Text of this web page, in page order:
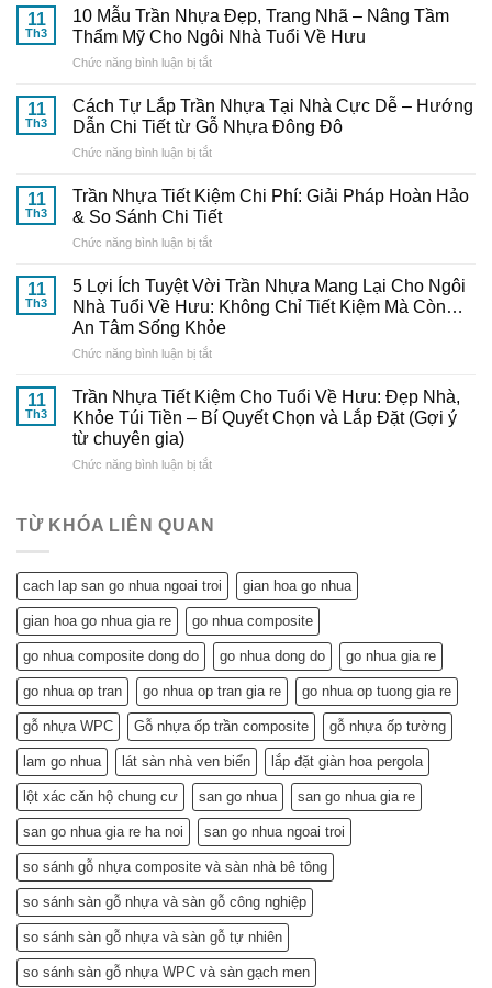
Mua
Và
Thi
Công
Nhựa
Thông
Bí
Từ
Chuyên
Đến
Gỗ
Nhựa
Đông
11
Th3
10 Mẫu Trần Nhựa Đẹp, Trang Nhã – Nâng Tầm
Thẩm Mỹ Cho Ngôi Nhà Tuổi Về Hưu
Chức năng bình luận bị tắtở
Mẫu
Trần
Nhựa
Đẹp,
Nhã
–
Tầm
Mỹ
Cho
Ngôi
Tuổi
Hưu
11
Th3
Cách Tự Lắp Trần Nhựa Tại Nhà Cực Dễ – Hướng
Dẫn Chi Tiết từ Gỗ Nhựa Đông Đô
Chức năng bình luận bị tắtở
Tự
Lắp
Trần
Nhựa
Nhà
Cực
Dễ
–
Hướng
Chi
Tiết
Nhựa
11
Th3
Trần Nhựa Tiết Kiệm Chi Phí: Giải Pháp Hoàn Hảo
& So Sánh Chi Tiết
Chức năng bình luận bị tắtở
Nhựa
Tiết
Kiệm
Chi
Phí:
Pháp
Hoàn
Hảo
So
Tiết
11
Th3
5 Lợi Ích Tuyệt Vời Trần Nhựa Mang Lại Cho Ngôi
Nhà Tuổi Về Hưu: Không Chỉ Tiết Kiệm Mà Còn…
An Tâm Sống Khỏe
Chức năng bình luận bị tắtở
Lợi
Ích
Tuyệt
Trần
Lại
Nhà
Tuổi
Về
Hưu:
Không
Chỉ
Tiết
Kiệm
Mà
Còn…
An
Tâm
Sống
Khỏe
11
Th3
Trần Nhựa Tiết Kiệm Cho Tuổi Về Hưu: Đẹp Nhà,
Khỏe Túi Tiền – Bí Quyết Chọn và Lắp Đặt (Gợi ý
từ chuyên gia)
Chức năng bình luận bị tắtở
Tiết
Tuổi
Về
Hưu:
Nhà,
Khỏe
Túi
Tiền
–
Bí
Quyết
Chọn
và
Lắp
Đặt
(Gợi
ý
từ
chuyên
gia)
TỪ KHÓA LIÊN QUAN
cach lap san go nhua ngoai troi gian hoa go nhua
gian hoa go nhua gia re go nhua composite
go nhua composite dong do go nhua dong do go nhua gia re
go nhua op tran go nhua op tran gia re go nhua op tuong gia re
gỗ nhựa WPC Gỗ nhựa ốp trần composite gỗ nhựa ốp tường
lam go nhua lát sàn nhà ven biển lắp đặt giàn hoa pergola
lột xác căn hộ chung cư san go nhua san go nhua gia re
san go nhua gia re ha noi san go nhua ngoai troi
so sánh gỗ nhựa composite và sàn nhà bê tông
so sánh sàn gỗ nhựa và sàn gỗ công nghiệp
so sánh sàn gỗ nhựa và sàn gỗ tự nhiên
so sánh sàn gỗ nhựa WPC và sàn gạch men